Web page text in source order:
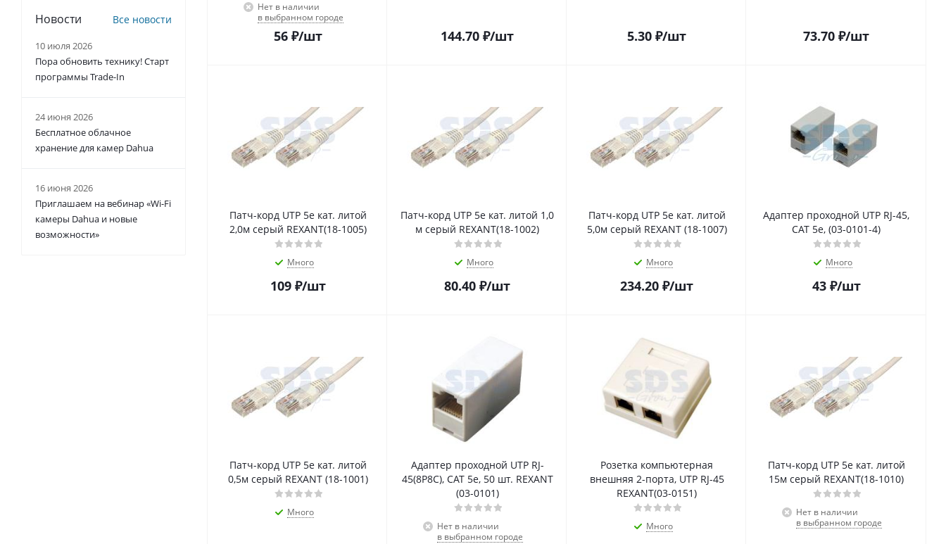
Нет в наличии
в выбранном городе
56₽/шт 144.70 ₽/шт 5.30 ₽/шт 73.70 ₽/шт
Патч-корд UTP 5e кат. литой
2,0м серый REXANT(18-1005)
Много
109₽/шт
Патч-корд UTP 5e кат. литой 1,0
м серый REXANT(18-1002)
Много
80.40 ₽/шт
Патч-корд UTP 5е кат. литой
5,0м серый REXANT (18-1007)
Много
234.20 ₽/шт
Адаптер проходной UTP RJ-45,
CAT 5e, (03-0101-4)
Много
43₽/шт
Патч-корд UTP 5e кат. литой
0,5м серый REXANT (18-1001)
Много
Адаптер проходной UTP RJ-
45(8P8C), CAT 5e, 50 шт. REXANT
(03-0101)
Нет в наличии
в выбранном городе
Розетка компьютерная
внешняя 2-порта, UTP RJ-45
REXANT(03-0151)
Много
Патч-корд UTP 5e кат. литой
15м серый REXANT(18-1010)
Нет в наличии
в выбранном городе
Новости Все новости
10 июля 2026
Пора обновить технику! Старт
программы Trade-In
24 июня 2026
Бесплатное облачное
хранение для камер Dahua
16 июня 2026
Приглашаем на вебинар «Wi-Fi
камеры Dahua и новые
возможности»